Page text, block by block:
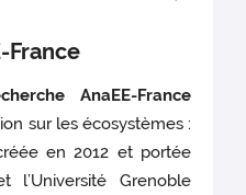
France
AnaEE-France
sur les écosystèmes :
en 2012 et portée
l’Université Grenoble